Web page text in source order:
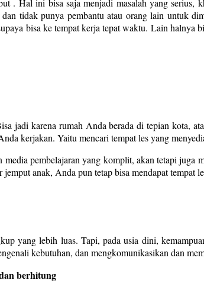
. Hal ini bisa saja menjadi masalah yang
tidak punya pembantu atau orang lain untuk
bisa ke tempat kerja tepat waktu. Lain halnya
jadi karena rumah Anda berada di tepian kota,
kerjakan. Yaitu mencari tempat les yang
pembelajaran yang komplit, akan tetapi
anak, Anda pun tetap bisa mendapat tempat
yang lebih luas. Tapi, pada usia dini,
kebutuhan, dan mengkomunikasikan dan
berhitung